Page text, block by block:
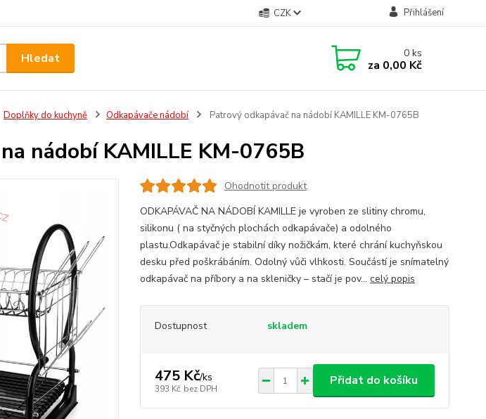
CZK Přihlášení
Hledat 0ks
za 0,00 Kč
Doplňky do kuchyně Odkapávače nádobí Patrový odkapávač na nádobí KAMILLE KM-0765B
nádobí KAMILLE KM-0765B
Ohodnotit produkt
ODKAPÁVAČ NA NÁDOBÍ KAMILLE je vyroben ze slitiny chromu,
silikonu ( na styčných plochách odkapávače) a odolného
plastu.Odkapávač je stabilní díky nožičkám, které chrání kuchyňskou
desku před poškrábáním. Odolný vůči vlhkosti. Součástí je snímatelný
odkapávač na příbory a na skleničky – stačí je pov... celý popis
Dostupnost skladem
475 Kč/ks
393 Kč bez DPH
Přidat do košíku